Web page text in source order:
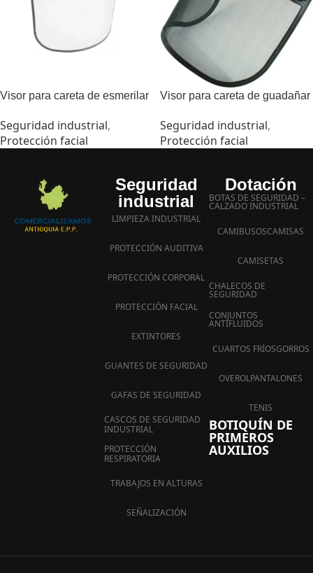
Visor para careta de esmerilar
Seguridad industrial,
Protección facial
Visor para careta de guadañar
Seguridad industrial,
Protección facial
Seguridad
industrial
LIMPIEZA INDUSTRIAL
PROTECCIÓN AUDITIVA
PROTECCIÓN CORPORAL
PROTECCIÓN FACIAL
EXTINTORES
GUANTES DE SEGURIDAD
GAFAS DE SEGURIDAD
CASCOS DE SEGURIDAD
INDUSTRIAL
PROTECCIÓN
RESPIRATORIA
TRABAJOS EN ALTURAS
SEÑALIZACIÓN
Dotación
BOTAS DE SEGURIDAD –
CALZADO INDUSTRIAL
CAMIBUSOSCAMISAS
CAMISETAS
CHALECOS DE
SEGURIDAD
CONJUNTOS
ANTIFLUIDOS
CUARTOS FRÍOSGORROS
OVEROLPANTALONES
TENIS
BOTIQUÍN DE
PRIMEROS
AUXILIOS